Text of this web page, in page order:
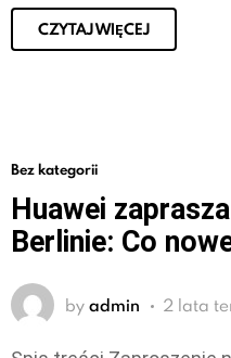
CZYTAJ WIĘCEJ
Bez kategorii
Huawei
Berlinie: Co
by admin 2 lata